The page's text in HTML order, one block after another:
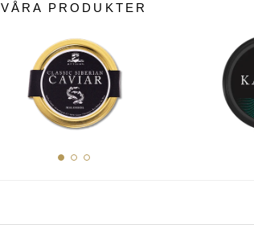
VÅRA PRODUKTER